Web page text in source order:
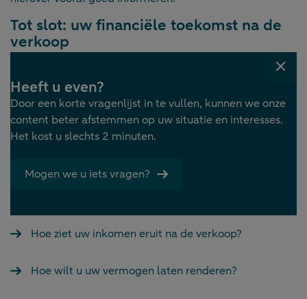
Tot slot: uw financiële toekomst na de
verkoop
Een bedrijfsoverdracht aan derden vormt een belangrijk
kantelpunt. Niet alleen voor uw onderneming, maar ook
voor uw vermogen en uw toekomst. De verkoop van uw
bedrijf betekent vaak dat een groot deel van uw
vermogen verschuift van
plannen.
Hoe ziet uw inkomen eruit na de verkoop?
Hoe wilt u uw vermogen laten renderen?
Heeft u even?
Door een korte vragenlijst in te vullen, kunnen we onze
content beter afstemmen op uw situatie en interesses.
Het kost u slechts 2 minuten.
Mogen we u iets vragen?